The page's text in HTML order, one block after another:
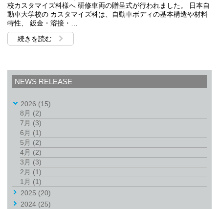
校カスタマイズ科様へ 研修車両の贈呈式が行われました。 日本自
動車大学校の カスタマイズ科は、自動車ボディの基本構造や材料
特性、 鈑金・溶接・…
続きを読む
NEWS RELEASE
2026 (15)
8月 (2)
7月 (3)
6月 (1)
5月 (2)
4月 (2)
3月 (3)
2月 (1)
1月 (1)
2025 (20)
2024 (25)